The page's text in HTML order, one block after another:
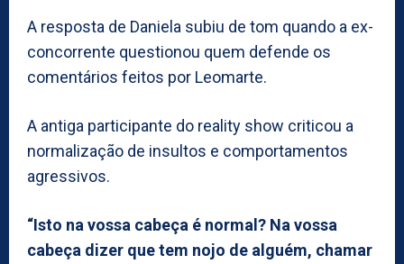
A resposta de Daniela subiu de tom quando a ex-
concorrente questionou quem defende os
comentários feitos por Leomarte.
A antiga participante do reality show criticou a
normalização de insultos e comportamentos
agressivos.
“Isto na vossa cabeça é normal? Na vossa
cabeça dizer que tem nojo de alguém, chamar